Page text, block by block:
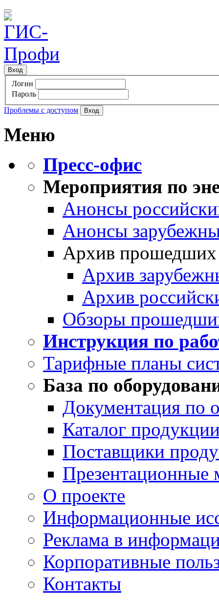
Вход
Логин
Пароль
Проблемы с доступом
Меню
Пресс-офис
Мероприятия по
Анонсы
Анонсы
Архив прошедших
Архив
Архив
Обзоры
Инструкция по
Тарифные планы
База по
Документация по
Каталог
Поставщики
Презентационные
О проекте
Информационные
Реклама в
Корпоративные
Контакты